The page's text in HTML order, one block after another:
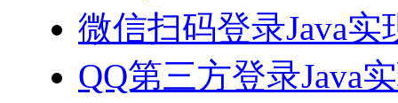
微信扫码登录Java实
QQ第三方登录Java